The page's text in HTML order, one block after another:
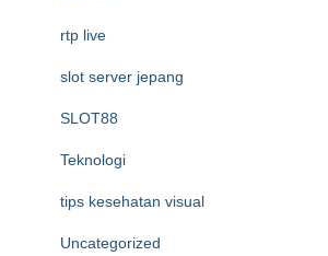
rtp live
slot server jepang
SLOT88
Teknologi
tips kesehatan visual
Uncategorized